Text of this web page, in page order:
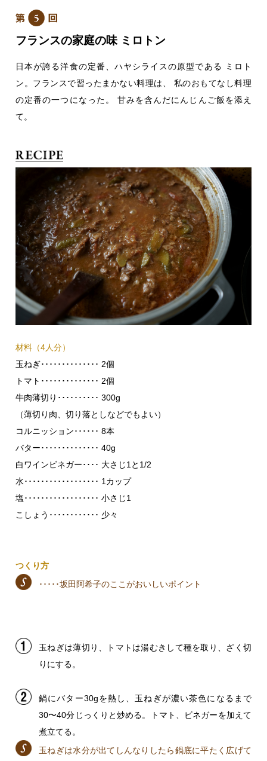
フランスの家庭の味 ミロトン
日本が誇る洋食の定番、ハヤシライスの原型である
ミロト
ン。フランスで習ったまかない料理は、
私のおもてなし料理
の定番の一つになった。
甘みを含んだにんじんご飯を添え
て。
材料（4人分）
玉ねぎ･･････････････ 2個
トマト･･････････････ 2個
牛肉薄切り･･････････ 300g
（薄切り肉、切り落としなどでもよい）
コルニッション･･････ 8本
バター･･････････････ 40g
白ワインビネガー････ 大さじ1と1/2
水･･････････････････ 1カップ
塩･･････････････････ 小さじ1
こしょう････････････ 少々
つくり方
･････坂田阿希子のここがおいしいポイント
玉ねぎは薄切り、トマトは湯むきして種を取り、ざく切
りにする。
鍋にバター30gを熱し、玉ねぎが濃い茶色になるまで
30〜40分じっくりと炒める。トマト、ビネガーを加えて
煮立てる。
玉ねぎは水分が出てしんなりしたら鍋底に平たく広げて